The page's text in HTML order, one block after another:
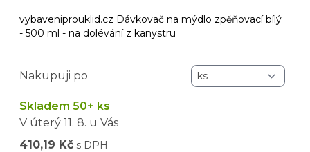
vybaveniprouklid.cz Dávkovač na mýdlo zpěňovací bílý
- 500 ml - na dolévání z kanystru
Nakupuji po
Skladem 50+ ks
V úterý 11. 8. u Vás
410,19 Kč s DPH